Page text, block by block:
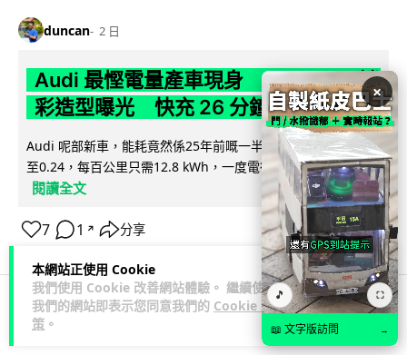
本網站正使用 Cookie
我們使用 Cookie 改善網站體驗。 繼續使用
我們的網站即表示您同意我們的 Cookie 政
策 。
duncan 2 日
Audi 最慳電量產車現身 A2 e-tron 迷
彩造型曝光 快充 26 分鐘充滿 8 成電
Audi 呢部新車，能耗竟然係25年前嘅一半。 A2 e-tron 風阻低
至0.24，每百公里只需12.8 kWh，一度電行到7.8公里。6...
閱讀全文
7 1 ↗ 分享
科技娛樂
×
🎵 ⛶
📖 文字版訪問 →